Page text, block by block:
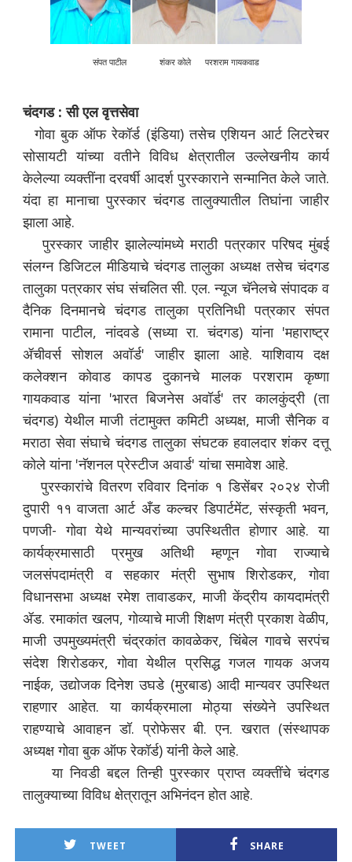
संपत पाटील शंकर कोले परशराम गायकवाड
चंदगड : सी एल वृत्तसेवा
गोवा बुक ऑफ रेकॉर्ड (इंडिया) तसेच एशियन आर्ट लिटरेचर
सोसायटी यांच्या वतीने विविध क्षेत्रातील उल्लेखनीय कार्य
केलेल्या व्यक्तींना दरवर्षी आदर्श पुरस्काराने सन्मानित केले जाते.
यंदा हा मानाचा पुरस्कार चंदगड तालुक्यातील तिघांना जाहीर
झाला आहे.
पुरस्कार जाहीर झालेल्यांमध्ये मराठी पत्रकार परिषद मुंबई
संलग्न डिजिटल मीडियाचे चंदगड तालुका अध्यक्ष तसेच चंदगड
तालुका पत्रकार संघ संचलित सी. एल. न्यूज चॅनेलचे संपादक व
दैनिक दिनमानचे चंदगड तालुका प्रतिनिधी पत्रकार संपत
रामाना पाटील, नांदवडे (सध्या रा. चंदगड) यांना 'महाराष्ट्र
ॲचीवर्स सोशल अवॉर्ड' जाहीर झाला आहे. याशिवाय दक्ष
कलेक्शन कोवाड कापड दुकानचे मालक परशराम कृष्णा
गायकवाड यांना 'भारत बिजनेस अवॉर्ड' तर कालकुंद्री (ता
चंदगड) येथील माजी तंटामुक्त कमिटी अध्यक्ष, माजी सैनिक व
मराठा सेवा संघाचे चंदगड तालुका संघटक हवालदार शंकर दत्तू
कोले यांना 'नॅशनल प्रेस्टीज अवार्ड' यांचा समावेश आहे.
पुरस्कारांचे वितरण रविवार दिनांक १ डिसेंबर २०२४ रोजी
दुपारी ११ वाजता आर्ट अँड कल्चर डिपार्टमेंट, संस्कृती भवन,
पणजी- गोवा येथे मान्यवरांच्या उपस्थितीत होणार आहे. या
कार्यक्रमासाठी प्रमुख अतिथी म्हणून गोवा राज्याचे
जलसंपदामंत्री व सहकार मंत्री सुभाष शिरोडकर, गोवा
विधानसभा अध्यक्ष रमेश तावाडकर, माजी केंद्रीय कायदामंत्री
ॲड. रमाकांत खलप, गोव्याचे माजी शिक्षण मंत्री प्रकाश वेळीप,
माजी उपमुख्यमंत्री चंद्रकांत कावळेकर, चिंबेल गावचे सरपंच
संदेश शिरोडकर, गोवा येथील प्रसिद्ध गजल गायक अजय
नाईक, उद्योजक दिनेश उघडे (मुरबाड) आदी मान्यवर उपस्थित
राहणार आहेत. या कार्यक्रमाला मोठ्या संख्येने उपस्थित
राहण्याचे आवाहन डॉ. प्रोफेसर बी. एन. खरात (संस्थापक
अध्यक्ष गोवा बुक ऑफ रेकॉर्ड) यांनी केले आहे.
या निवडी बद्दल तिन्ही पुरस्कार प्राप्त व्यक्तींचे चंदगड
तालुक्याच्या विविध क्षेत्रातून अभिनंदन होत आहे.
TWEET SHARE